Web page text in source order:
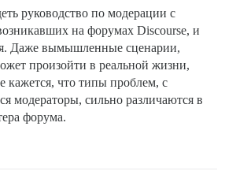
руководство по модерации с
на форумах Discourse, и
Даже вымышленные сценарии,
произойти в реальной жизни,
что типы проблем, с
модераторы, сильно различаются в
форума.